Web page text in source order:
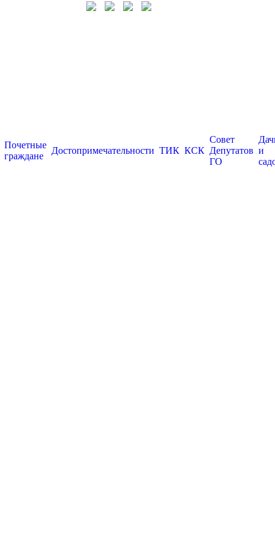
Почетные
граждане
Достопримечательности ТИК КСК
Совет
Депутатов
ГО
и